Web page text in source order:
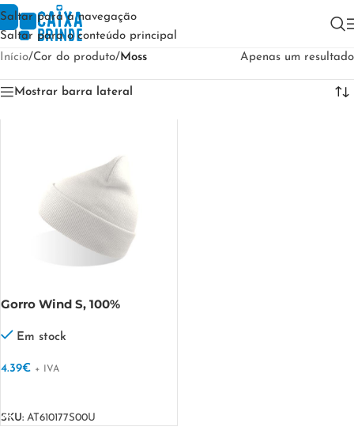
Saltar para a navegação
Saltar para o conteúdo principal
Início/Cor do produto/Moss Apenas um resultado
Mostrar barra lateral
Gorro Wind S, 100%
Em stock
4.39€ + IVA
SKU: AT610177S00U